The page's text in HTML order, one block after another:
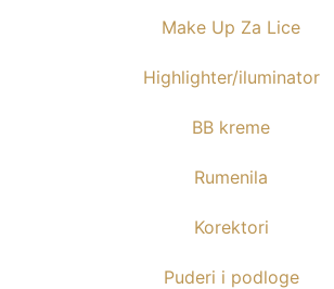
Make Up Za Lice
Highlighter/iluminator
BB kreme
Rumenila
Korektori
Puderi i podloge